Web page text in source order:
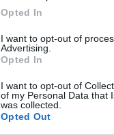
Opted In
I want to opt-out of
Advertising.
Opted In
I want to opt-out of
of my Personal Data that
was collected.
Opted Out